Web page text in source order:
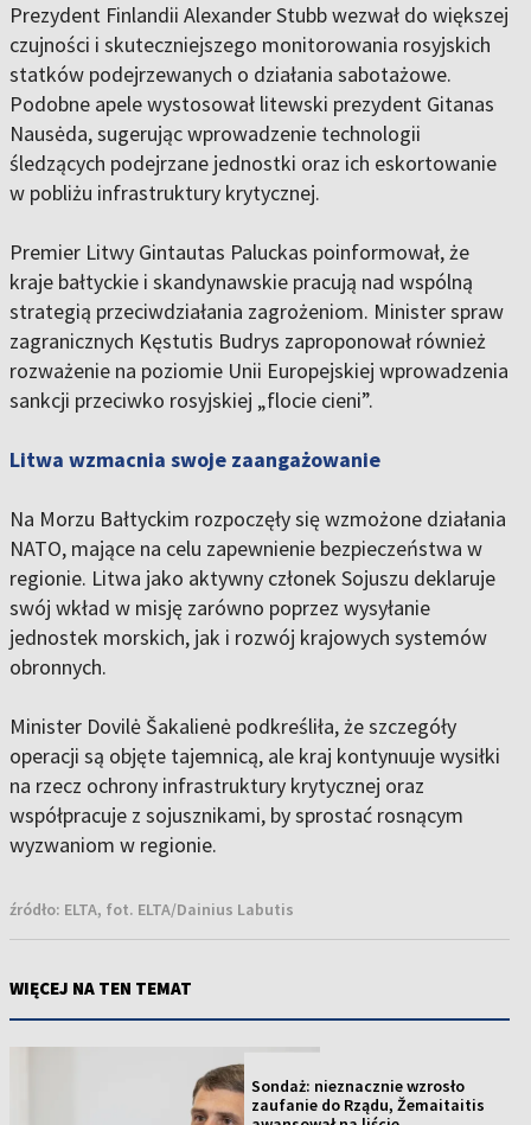
Prezydent Finlandii Alexander Stubb wezwał do większej
czujności i skuteczniejszego monitorowania rosyjskich
statków podejrzewanych o działania sabotażowe.
Podobne apele wystosował litewski prezydent Gitanas
Nausėda, sugerując wprowadzenie technologii
śledzących podejrzane jednostki oraz ich eskortowanie
w pobliżu infrastruktury krytycznej.
Premier Litwy Gintautas Paluckas poinformował, że
kraje bałtyckie i skandynawskie pracują nad wspólną
strategią przeciwdziałania zagrożeniom. Minister spraw
zagranicznych Kęstutis Budrys zaproponował również
rozważenie na poziomie Unii Europejskiej wprowadzenia
sankcji przeciwko rosyjskiej „flocie cieni”.
Litwa wzmacnia swoje zaangażowanie
Na Morzu Bałtyckim rozpoczęły się wzmożone działania
NATO, mające na celu zapewnienie bezpieczeństwa w
regionie. Litwa jako aktywny członek Sojuszu deklaruje
swój wkład w misję zarówno poprzez wysyłanie
jednostek morskich, jak i rozwój krajowych systemów
obronnych.
Minister Dovilė Šakalienė podkreśliła, że szczegóły
operacji są objęte tajemnicą, ale kraj kontynuuje wysiłki
na rzecz ochrony infrastruktury krytycznej oraz
współpracuje z sojusznikami, by sprostać rosnącym
wyzwaniom w regionie.
źródło: ELTA, fot. ELTA/Dainius Labutis
WIĘCEJ NA TEN TEMAT
Sondaż: nieznacznie wzrosło
zaufanie do Rządu, Žemaitaitis